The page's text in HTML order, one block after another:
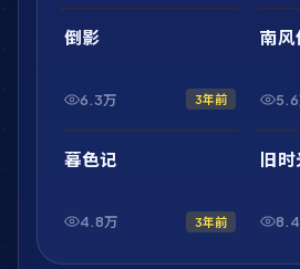
最新
倒影
6.3万 3年前
最新
南风
最新
1:58:23
暮色记
4.8万 3年前
最新
旧时